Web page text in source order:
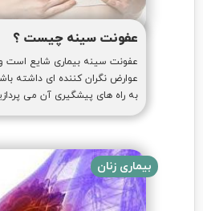
عفونت سینه چیست ؟
عفونت سینه بیماری شایع است
عوارض نگران کننده ای داشته
به راه های پیشگیری آن می
بیماری زنان